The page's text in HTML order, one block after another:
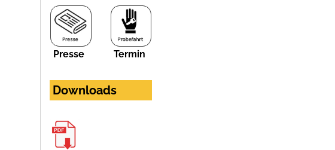
Presse Termin
Downloads